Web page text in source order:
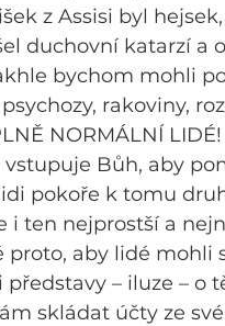
z Assisi byl
duchovní katarzí a
bychom mohli
rakoviny,
NORMÁLNÍ LIDÉ!
Bůh, aby
pokoře k tomu
i ten nejprostší a
proto, aby lidé mohli
představy – iluze – o
skládat účty ze